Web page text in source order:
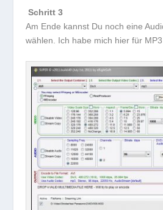
Schritt 3
Am Ende kannst Du noch eine
wählen. Ich habe mich hier für MP3